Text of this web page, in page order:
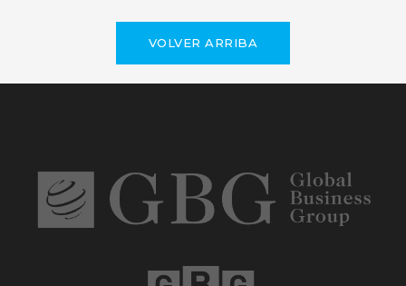
VOLVER ARRIBA